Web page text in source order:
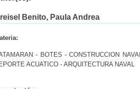
Benito, Paula Andrea
- BOTES - CONSTRUCCION
ACUATICO - ARQUITECTURA NAVAL